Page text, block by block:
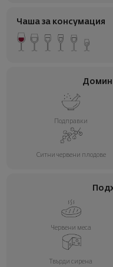
Чаша за консумация
Подправки
Ситни червени плодове
Червени меса
Твърди сирена